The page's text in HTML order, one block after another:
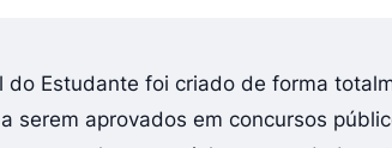
do Estudante foi criado de forma
serem aprovados em concursos